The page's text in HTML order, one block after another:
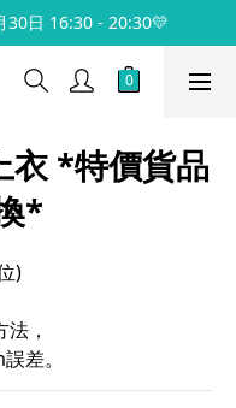
日 16:30 - 20:30💛
衣 *特價貨品
*
)
，
差。